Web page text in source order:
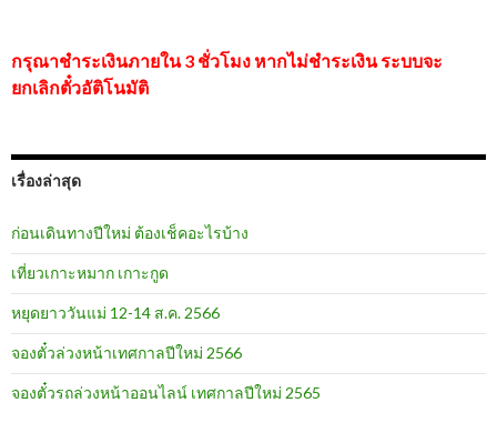
กรุณาชำระเงินภายใน 3 ชั่วโมง หากไม่ชำระเงิน ระบบจะ
ยกเลิกตั๋วอัติโนมัติ
เรื่องล่าสุด
ก่อนเดินทางปีใหม่ ต้องเช็คอะไรบ้าง
เที่ยวเกาะหมาก เกาะกูด
หยุดยาววันแม่ 12-14 ส.ค. 2566
จองตั๋วล่วงหน้าเทศกาลปีใหม่ 2566
จองตั๋วรถล่วงหน้าออนไลน์ เทศกาลปีใหม่ 2565